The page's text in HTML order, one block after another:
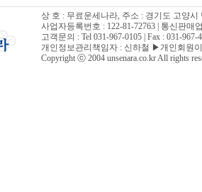
상 호 : 무료운세나라, 주소 : 경기도 고양시
사업자등록번호 : 122-81-72763 | 통신판매
고객문의 : Tel 031-967-0105 | Fax : 031-
개인정보관리책임자 : 신하철 ▶개인회원
Copyright ⓒ 2004 unsenara.co.kr All rights